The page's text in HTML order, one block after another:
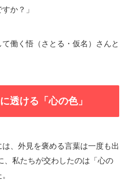
か？」
働く悟（さとる・仮名）さんと
透ける「心の色」
、外見を褒める言葉は一度も出
、私たちが交わしたのは「心の